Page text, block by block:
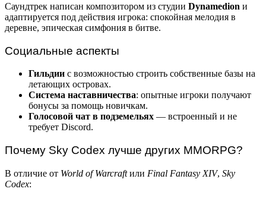
Саундтрек написан композитором из студии Dynamedion и
адаптируется под действия игрока: спокойная мелодия в
деревне, эпическая симфония в битве.
Социальные аспекты
Гильдии с возможностью строить собственные базы на
летающих островах.
Система наставничества: опытные игроки получают
бонусы за помощь новичкам.
Голосовой чат в подземельях — встроенный и не
требует Discord.
Почему Sky Codex лучше других MMORPG?
В отличие от World of Warcraftили Final Fantasy XIV, Sky
Codex: